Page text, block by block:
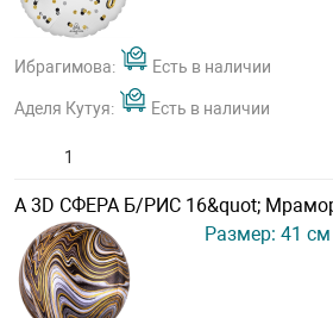
Ибрагимова: Есть в наличии
Аделя Кутуя: Есть в наличии
А 3D СФЕРА Б/РИС 16&quot;
Размер: 41 см